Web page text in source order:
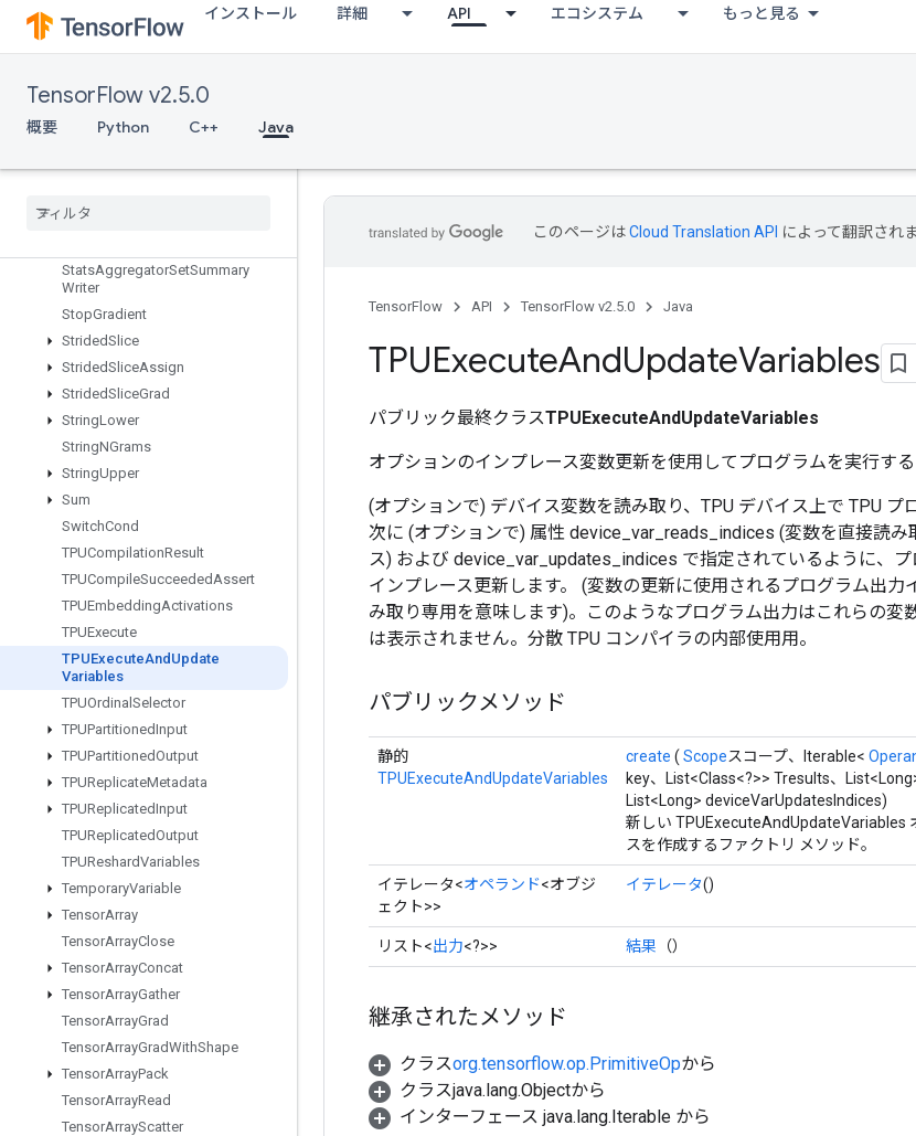
インストール 詳細 API エコシステム もっと見る
TensorFlow v2.5.0
概要 Python C++ Java
StatelessRandomPoisson
StatelessRandomUniformFullInt
2
StatelessRandomUniformIntV2
StatelessSampleDistorted
Stateless
StatsAggregatorSetSummary
Writer
StopGradient
StridedSlice
StridedSliceAssign
StridedSliceGrad
StringLower
StringNGrams
StringUpper
Sum
SwitchCond
TPUCompilationResult
TPUCompileSucceededAssert
TPUEmbeddingActivations
TPUExecute
TPUExecuteAnd Update
Variables
TPUOrdinal Selector
TPUPartitionedInput
TPUPartitionedOutput
TPUReplicateMetadata
TPUReplicatedInput
TPUReplicatedOutput
TPUReshardVariables
TemporaryVariable
TensorArray
TensorArrayClose
TensorArrayConcat
TensorArrayGather
TensorArrayGrad
TensorArrayGradWithShape
TensorArrayPack
TensorArrayRead
TensorArrayScatter
このページはCloud Translation API によって翻訳され
TensorFlow API TensorFlow v2.5.0 Java
TPUExecuteAndUpdateVariables
パブリック最終クラスTPUExecuteAndUpdateVariables
オプションのインプレース変数更新を使用してプログラムを実行する
(オプションで) デバイス変数を読み取り、TPU デバイス上で TPU プ
次に (オプションで) 属性 device_var_reads_indices (変数を直接読
ス) および device_var_updates_indices で指定されているように、
インプレース更新します。 (変数の更新に使用されるプログラム出
み取り専用を意味します)。このようなプログラム出力はこれらの変
は表示されません。分散 TPU コンパイラの内部使用用。
パブリックメソッド
静的
TPUExecuteAndUpdateVariables
create ( Scopeスコープ、Iterable<
key、List<Class<?>> Tresults、
List<Long> deviceVarUpdatesIndices)
新しい TPUExecuteAndUpdateVariables
スを作成するファクトリ メソッド。
イテレータ<オペランド<オブジ
ェクト>>
イテレータ()
リスト<出力<?>> 結果 （）
継承されたメソッド
クラスorg.tensorflow.op.PrimitiveOpから
クラスjava.lang.Objectから
インターフェース java.lang.Iterable から